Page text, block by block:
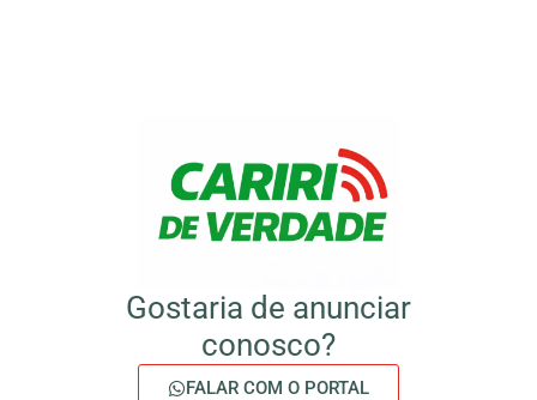
Gostaria de anunciar
conosco?
FALAR COM O PORTAL